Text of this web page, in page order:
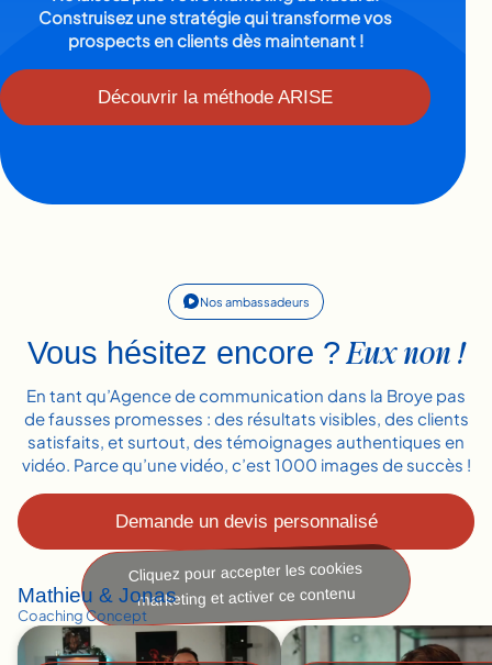
Construisez une stratégie qui transforme vos
prospects en clients dès maintenant !
Découvrir la méthode ARISE
Nos ambassadeurs
Vous hésitez encore ?Eux non !
En tant qu’Agence de communication dans la Broye pas
de fausses promesses : des résultats visibles, des clients
satisfaits, et surtout, des témoignages authentiques en
vidéo. Parce qu’une vidéo, c’est 1000 images de succès !
Demande un devis personnalisé
Cliquez pour accepter les cookies
marketing et activer ce contenu
Mathieu & Jonas
Coaching Concept